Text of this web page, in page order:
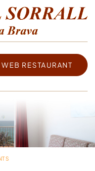
WEB RESTAURANT